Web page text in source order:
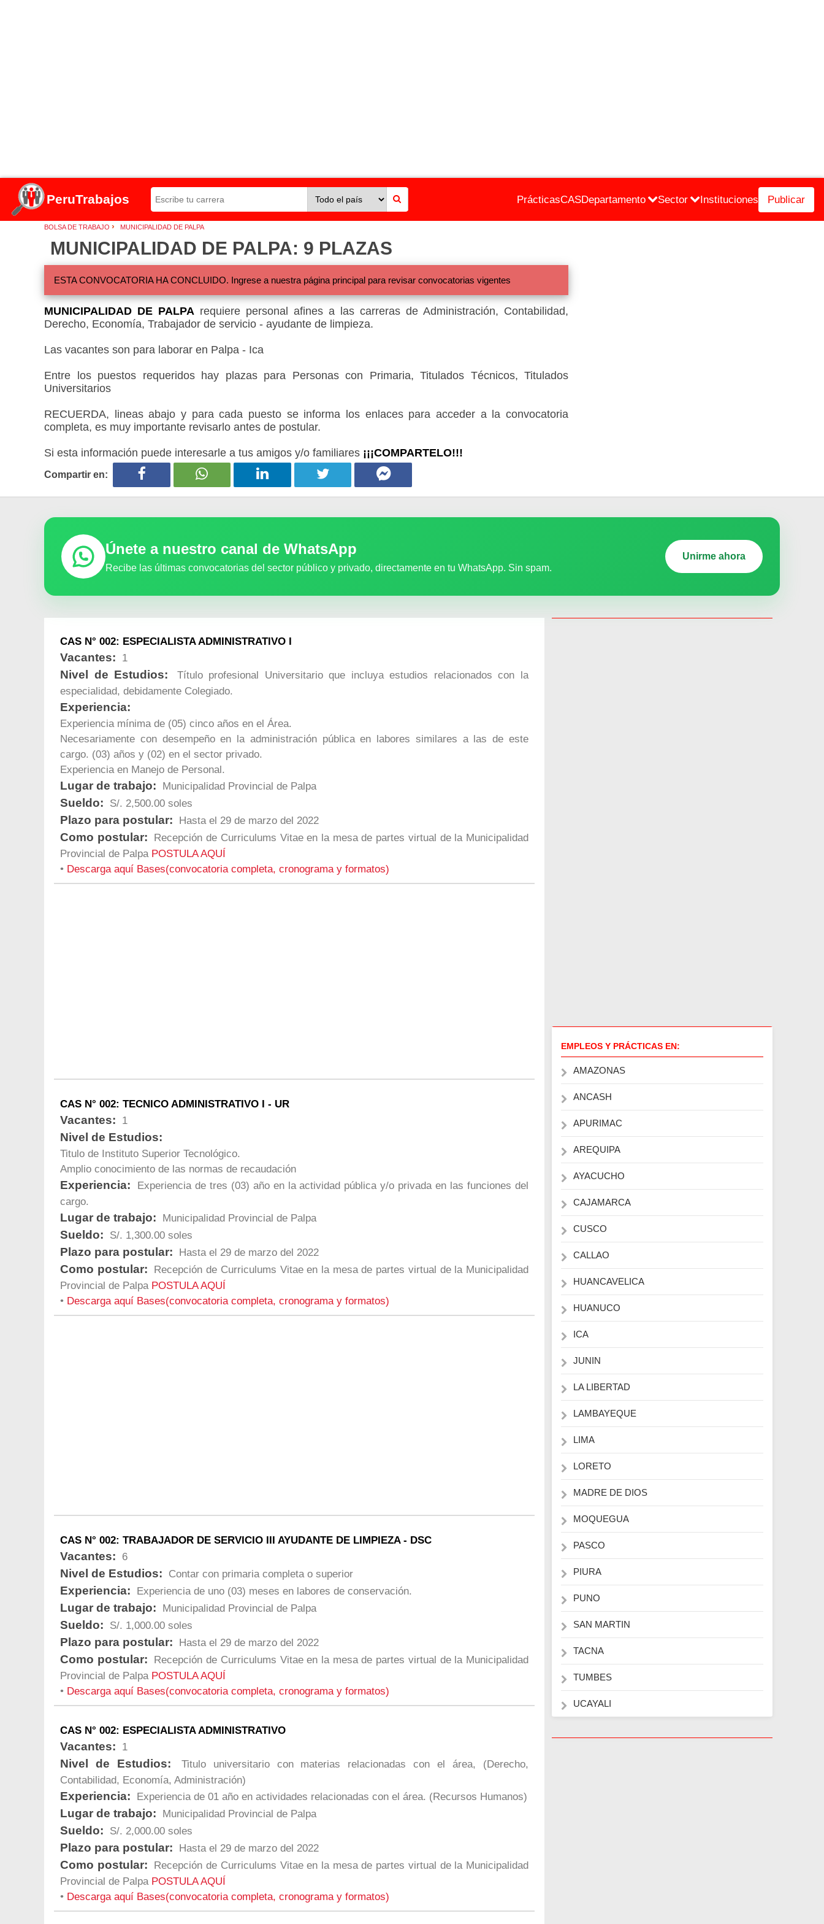
PeruTrabajos PrácticasCASDepartamento Sector Instituciones Publicar
BOLSA DE TRABAJO › MUNICIPALIDAD DE PALPA
MUNICIPALIDAD DE PALPA: 9 PLAZAS
ESTA CONVOCATORIA HA CONCLUIDO. Ingrese a nuestra página principal para revisar convocatorias vigentes
MUNICIPALIDAD DE PALPA requiere personal afines a las carreras de Administración, Contabilidad,
Derecho, Economía, Trabajador de servicio - ayudante de limpieza.
Las vacantes son para laborar en Palpa - Ica
Entre los puestos requeridos hay plazas para Personas con Primaria, Titulados Técnicos, Titulados
Universitarios
RECUERDA, lineas abajo y para cada puesto se informa los enlaces para acceder a la convocatoria
completa, es muy importante revisarlo antes de postular.
Si esta información puede interesarle a tus amigos y/o familiares ¡¡¡COMPARTELO!!!
Compartir en:
Únete a nuestro canal de WhatsApp
Recibe las últimas convocatorias del sector público y privado, directamente en tu WhatsApp. Sin spam.
Unirme ahora
CAS N° 002: ESPECIALISTA ADMINISTRATIVO I
Vacantes: 1
Nivel de Estudios:
Título profesional Universitario que incluya estudios relacionados con la
especialidad, debidamente Colegiado.
Experiencia:
Experiencia mínima de (05) cinco años en el Área.
Necesariamente con desempeño en la administración pública en labores similares a las de este
cargo. (03) años y (02) en el sector privado.
Experiencia en Manejo de Personal.
Lugar de trabajo: Municipalidad Provincial de Palpa
Sueldo: S/. 2,500.00 soles
Plazo para postular: Hasta el 29 de marzo del 2022
Como postular:
Recepción de Curriculums Vitae en la mesa de partes virtual de la Municipalidad
Provincial de Palpa POSTULA AQUÍ
• Descarga aquí Bases(convocatoria completa, cronograma y formatos)
CAS N° 002: TECNICO ADMINISTRATIVO I - UR
Vacantes: 1
Nivel de Estudios:
Titulo de Instituto Superior Tecnológico.
Amplio conocimiento de las normas de recaudación
Experiencia:
Experiencia de tres (03) año en la actividad pública y/o privada en las funciones del
cargo.
Lugar de trabajo: Municipalidad Provincial de Palpa
Sueldo: S/. 1,300.00 soles
Plazo para postular: Hasta el 29 de marzo del 2022
Como postular:
Recepción de Curriculums Vitae en la mesa de partes virtual de la Municipalidad
Provincial de Palpa POSTULA AQUÍ
• Descarga aquí Bases(convocatoria completa, cronograma y formatos)
CAS N° 002: TRABAJADOR DE SERVICIO III AYUDANTE DE LIMPIEZA - DSC
Vacantes: 6
Nivel de Estudios: Contar con primaria completa o superior
Experiencia: Experiencia de uno (03) meses en labores de conservación.
Lugar de trabajo: Municipalidad Provincial de Palpa
Sueldo: S/. 1,000.00 soles
Plazo para postular: Hasta el 29 de marzo del 2022
Como postular:
Recepción de Curriculums Vitae en la mesa de partes virtual de la Municipalidad
Provincial de Palpa POSTULA AQUÍ
• Descarga aquí Bases(convocatoria completa, cronograma y formatos)
CAS N° 002: ESPECIALISTA ADMINISTRATIVO
Vacantes: 1
Nivel de Estudios:
Titulo universitario con materias relacionadas con el área, (Derecho,
Contabilidad, Economía, Administración)
Experiencia: Experiencia de 01 año en actividades relacionadas con el área. (Recursos Humanos)
Lugar de trabajo: Municipalidad Provincial de Palpa
Sueldo: S/. 2,000.00 soles
Plazo para postular: Hasta el 29 de marzo del 2022
Como postular:
Recepción de Curriculums Vitae en la mesa de partes virtual de la Municipalidad
Provincial de Palpa POSTULA AQUÍ
• Descarga aquí Bases(convocatoria completa, cronograma y formatos)
EMPLEOS Y PRÁCTICAS EN:
AMAZONAS
ANCASH
APURIMAC
AREQUIPA
AYACUCHO
CAJAMARCA
CUSCO
CALLAO
HUANCAVELICA
HUANUCO
ICA
JUNIN
LA LIBERTAD
LAMBAYEQUE
LIMA
LORETO
MADRE DE DIOS
MOQUEGUA
PASCO
PIURA
PUNO
SAN MARTIN
TACNA
TUMBES
UCAYALI